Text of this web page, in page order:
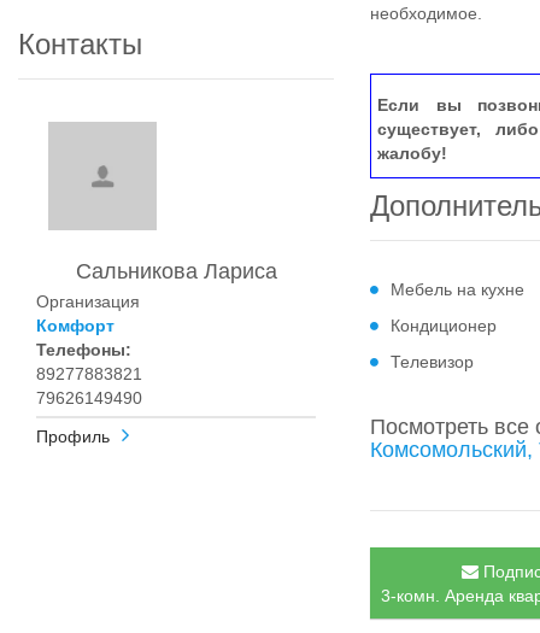
Контакты
Сальникова Лариса
Организация
Комфорт
Телефоны:
89277883821
79626149490
Профиль
необходимое.
Если вы
существует,
жалобу!
Мебель на кухне
Кондиционер
Телевизор
Посмотреть
Комсомольский,
3-комн. Аренда